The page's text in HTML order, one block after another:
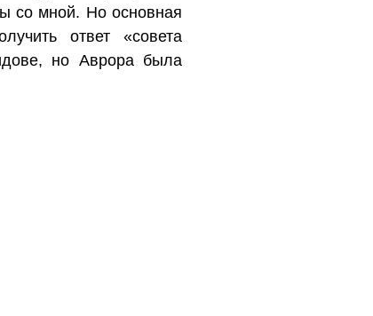
со мной. Но основная
ответ «совета
но Аврора была